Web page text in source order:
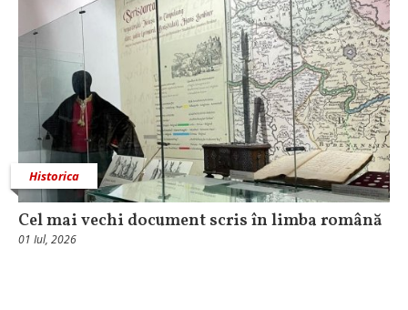
Historica
Cel mai vechi document scris în limba română
01 Iul, 2026